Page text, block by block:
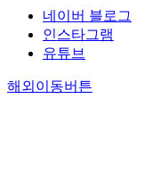
네이버 블로그
인스타그램
유튜브
해외이동버튼